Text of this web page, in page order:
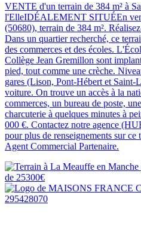
VENTE d'un terrain de 384 m² à
l'ElleIDÉALEMENT SITUÉEn
(50680), terrain de 384 m².
Dans un quartier recherché, ce
des commerces et des écoles.
Collège Jean Gremillon sont
pied, tout comme une crèche.
gares (Lison, Pont-Hébert et Saint-
voiture. On trouve un accès à la
commerces, un bureau de poste,
charcuterie à quelques minutes à
000 €. Contactez notre agence
pour plus de renseignements sur
Agent Commercial Partenaire.